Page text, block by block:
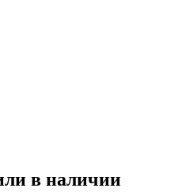
в наличии